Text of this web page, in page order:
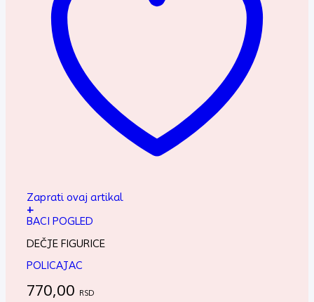
Zaprati ovaj artikal
+
BACI POGLED
DEČJE FIGURICE
POLICAJAC
770,00 RSD